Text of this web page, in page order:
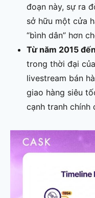
đoạn này, sự ra
sở hữu một cửa
“bình dân” hơn
Từ năm 2015
trong thời đại
livestream bán
giao hàng siêu
cạnh tranh chính